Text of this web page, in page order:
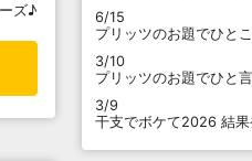
ズ♪
6/15
プリッツのお題でひと
3/10
プリッツのお題でひと
3/9
干支でボケて2026 結